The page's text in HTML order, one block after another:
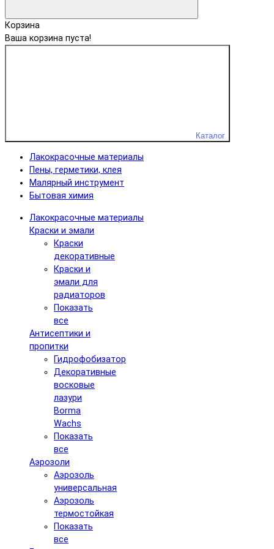
Корзина
Ваша корзина пуста!
Каталог
Лакокрасочные материалы
Пены, герметики, клея
Малярный инструмент
Бытовая химия
Лакокрасочные материалы
Краски и эмали
Краски
декоративные
Краски и
эмали для
радиаторов
Показать
все
Антисептики и
пропитки
Гидрофобизатор
Декоративные
восковые
лазури
Borma
Wachs
Показать
все
Аэрозоли
Аэрозоль
универсальная
Аэрозоль
термостойкая
Показать
все